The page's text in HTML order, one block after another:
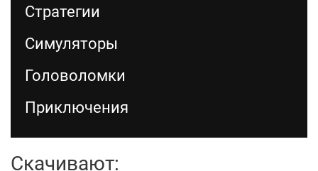
Стратегии
Симуляторы
Головоломки
Приключения
Скачивают: